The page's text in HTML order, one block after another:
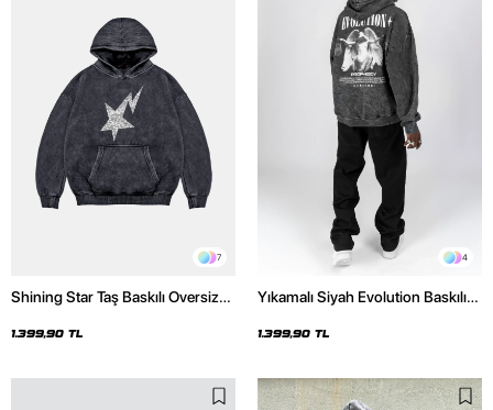
7
Shining Star Taş Baskılı Oversize
Hoodie
1.399,90 TL
4
Yıkamalı Siyah Evolution Baskılı
Hoodie
1.399,90 TL